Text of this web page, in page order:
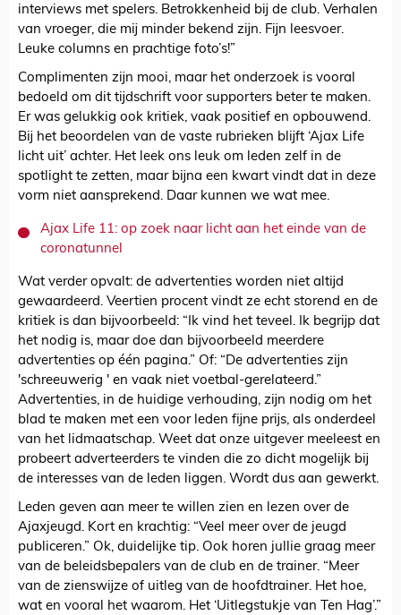
interviews met spelers. Betrokkenheid bij de club. Verhalen
van vroeger, die mij minder bekend zijn. Fijn leesvoer.
Leuke columns en prachtige foto’s!”
Complimenten zijn mooi, maar het onderzoek is vooral
bedoeld om dit tijdschrift voor supporters beter te maken.
Er was gelukkig ook kritiek, vaak positief en opbouwend.
Bij het beoordelen van de vaste rubrieken blijft ‘Ajax Life
licht uit’ achter. Het leek ons leuk om leden zelf in de
spotlight te zetten, maar bijna een kwart vindt dat in deze
vorm niet aansprekend. Daar kunnen we wat mee.
Ajax Life 11: op zoek naar licht aan het einde van de
coronatunnel
Wat verder opvalt: de advertenties worden niet altijd
gewaardeerd. Veertien procent vindt ze echt storend en de
kritiek is dan bijvoorbeeld: “Ik vind het teveel. Ik begrijp dat
het nodig is, maar doe dan bijvoorbeeld meerdere
advertenties op één pagina.” Of: “De advertenties zijn
'schreeuwerig ' en vaak niet voetbal-gerelateerd.”
Advertenties, in de huidige verhouding, zijn nodig om het
blad te maken met een voor leden fijne prijs, als onderdeel
van het lidmaatschap. Weet dat onze uitgever meeleest en
probeert adverteerders te vinden die zo dicht mogelijk bij
de interesses van de leden liggen. Wordt dus aan gewerkt.
Leden geven aan meer te willen zien en lezen over de
Ajaxjeugd. Kort en krachtig: “Veel meer over de jeugd
publiceren.” Ok, duidelijke tip. Ook horen jullie graag meer
van de beleidsbepalers van de club en de trainer. “Meer
van de zienswijze of uitleg van de hoofdtrainer. Het hoe,
wat en vooral het waarom. Het ‘Uitlegstukje van Ten Hag’.”